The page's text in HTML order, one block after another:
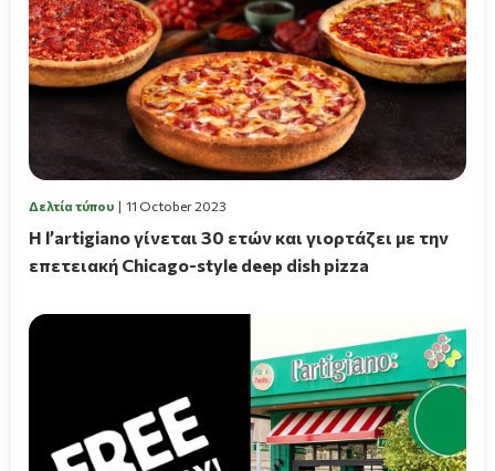
Δελτία τύπου 11 October 2023
Η l’artigiano γίνεται 30 ετών και γιορτάζει με την
επετειακή Chicago-style deep dish pizza